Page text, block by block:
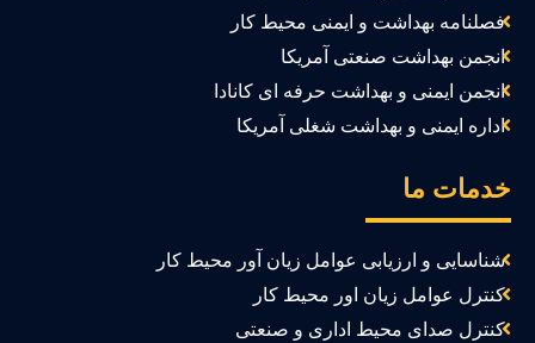
فصلنامه بهداشت و ایمنی محیط کار
انجمن بهداشت صنعتی آمریکا
انجمن ایمنی و بهداشت حرفه ای کانادا
اداره ایمنی و بهداشت شغلی آمریکا
ما
شناسایی و ارزیابی عوامل زیان آور محیط کار
کنترل عوامل زیان اور محیط کار
کنترل صدای محیط اداری و صنعتی